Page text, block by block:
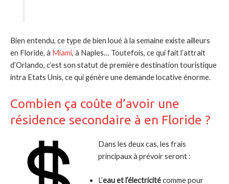
Bien entendu, ce type de bien loué à la semaine existe ailleurs
en Floride, à Miami, à Naples… Toutefois, ce qui fait l’attrait
d’Orlando, c’est son statut de première destination touristique
intra Etats Unis, ce qui génère une demande locative énorme.
Combien ça coûte d’avoir une
résidence secondaire à en Floride ?
Dans les deux cas, les frais
principaux à prévoir seront :
L’eau et l’électricitécomme pour